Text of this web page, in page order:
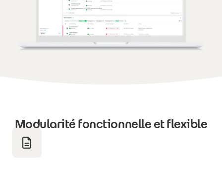
Modularité fonctionnelle et flexible